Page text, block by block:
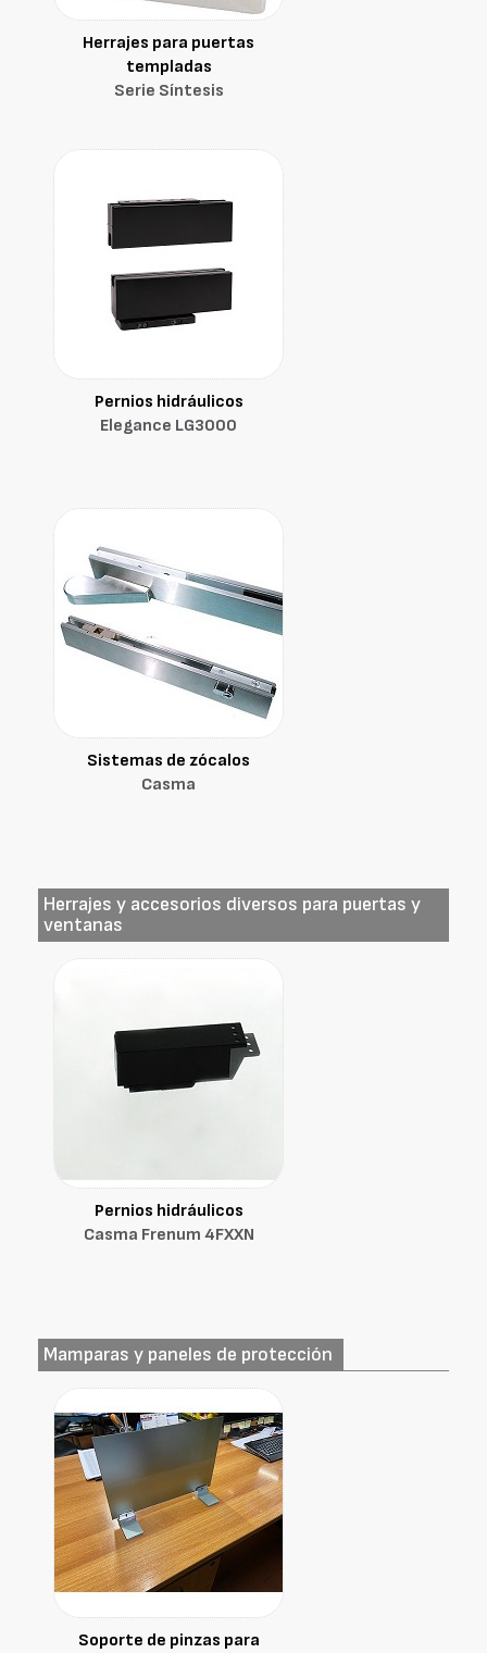
Herrajes para puertas
templadas
Serie Síntesis
Pernios hidráulicos
Elegance LG3000
Sistemas de zócalos
Casma
Herrajes y accesorios diversos para puertas y
ventanas
Pernios hidráulicos
Casma Frenum 4FXXN
Mamparas y paneles de protección
Soporte de pinzas para